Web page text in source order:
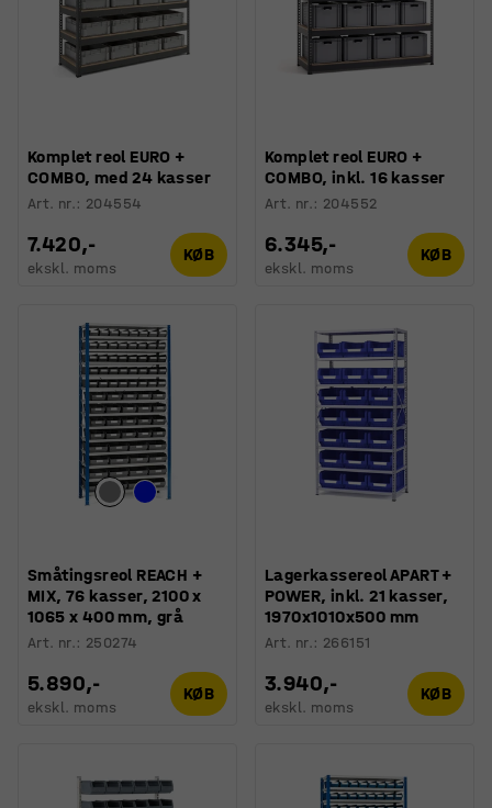
Komplet reol EURO +
COMBO, med 24 kasser
Art. nr.: 204554
7.420,-
ekskl. moms
KØB
Komplet reol EURO +
COMBO, inkl. 16 kasser
Art. nr.: 204552
6.345,-
ekskl. moms
KØB
Småtingsreol REACH +
MIX, 76 kasser, 2100 x
1065 x 400 mm, grå
Art. nr.: 250274
5.890,-
ekskl. moms
KØB
Lagerkassereol APART +
POWER, inkl. 21 kasser,
1970x1010x500 mm
Art. nr.: 266151
3.940,-
ekskl. moms
KØB